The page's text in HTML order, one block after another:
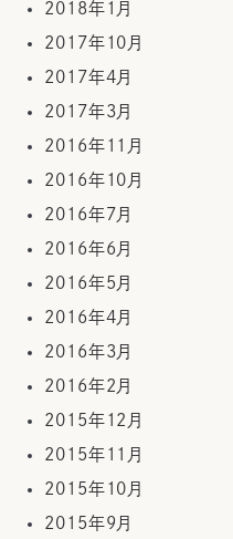
2018年1月
2017年10月
2017年4月
2017年3月
2016年11月
2016年10月
2016年7月
2016年6月
2016年5月
2016年4月
2016年3月
2016年2月
2015年12月
2015年11月
2015年10月
2015年9月